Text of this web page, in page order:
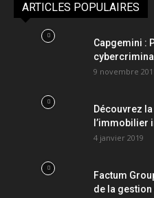
ARTICLES POPULAIRES
Capgemini :
9 novembre
Découvrez
l’immobilier
4 janvier 2019
Factum
de la gestion